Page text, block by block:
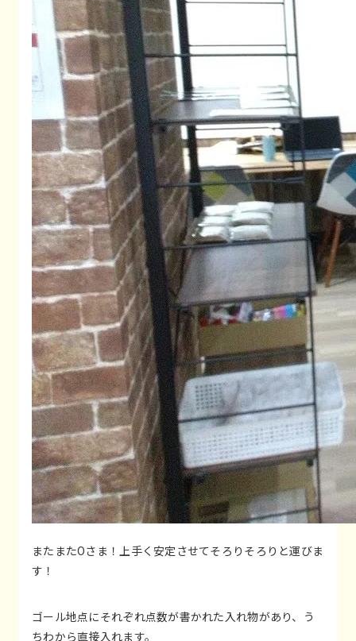
またまたOさま！上手く安定させてそろりそろりと運びま
す！
ゴール地点にそれぞれ点数が書かれた入れ物があり、う
ちわから直接入れます。